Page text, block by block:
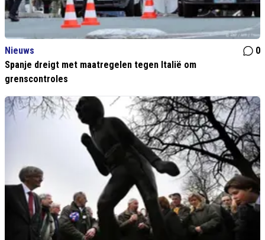
Nieuws
0
Spanje dreigt met maatregelen tegen Italië om
grenscontroles